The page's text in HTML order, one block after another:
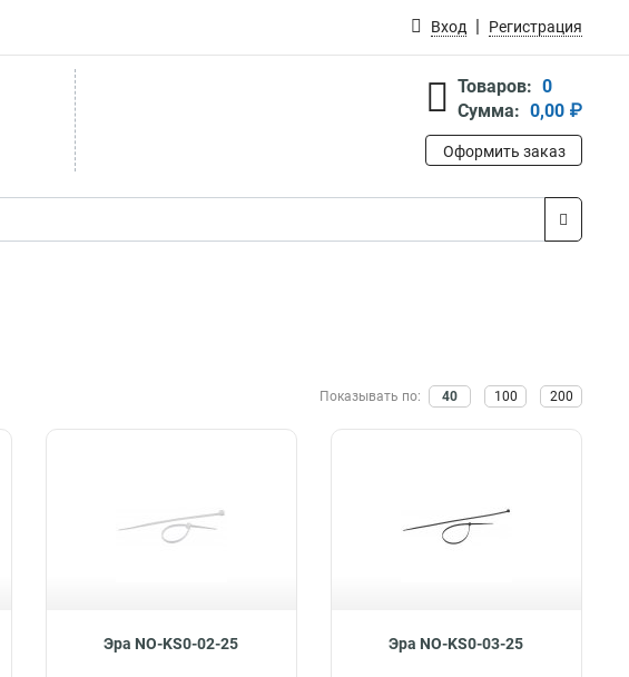
Вход Регистрация
Товаров: 0
Сумма: 0,00 ₽
Оформить заказ
Показывать по: 40 100 200
Эра NO-KS0-02-25 Эра NO-KS0-03-25